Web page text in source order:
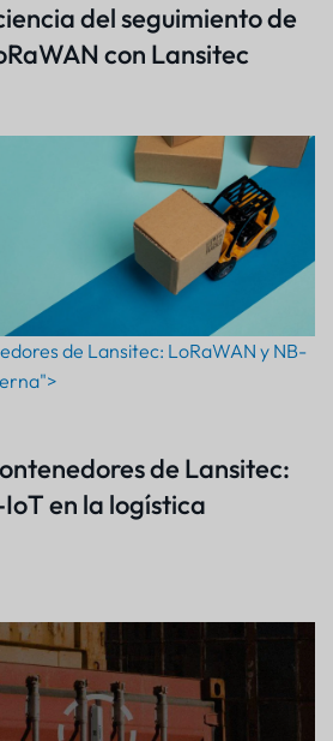
del seguimiento de
con Lansitec
de Lansitec: LoRaWAN y NB-
de Lansitec:
en la logística